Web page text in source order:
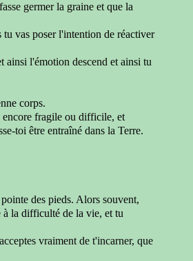
germer la graine et que la
tu vas poser l'intention de réactiver
ainsi l'émotion descend et ainsi tu
corps.
fragile ou difficile, et
toi être entraîné dans la Terre.
des pieds. Alors souvent,
à la difficulté de la vie, et tu
vraiment de t'incarner, que